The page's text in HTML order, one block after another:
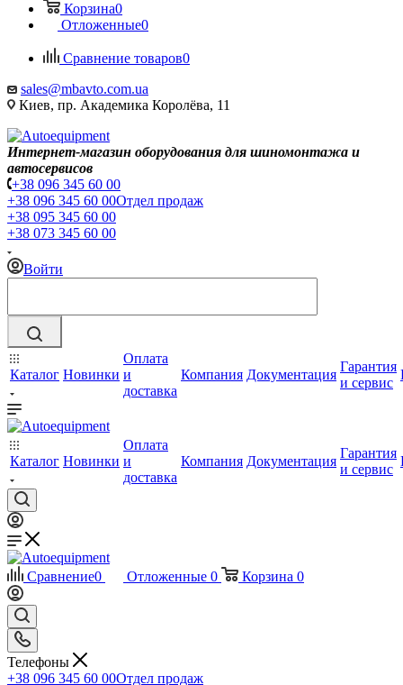
Корзина0
Отложенные0
Сравнение товаров0
sales@mbavto.com.ua
Киев, пр. Академика Королёва, 11
Интернет-магазин оборудования для шиномонтажа и
автосервисов
+38 096 345 60 00
+38 096 345 60 00Отдел продаж
+38 095 345 60 00
+38 073 345 60 00
Войти
Каталог Новинки
Оплата
и
доставка
Компания Документация
Гарантия
и сервис
Каталог Новинки
Оплата
и
доставка
Компания Документация
Гарантия
и сервис
Сравнение0 Отложенные 0 Корзина 0
Телефоны
+38 096 345 60 00Отдел продаж